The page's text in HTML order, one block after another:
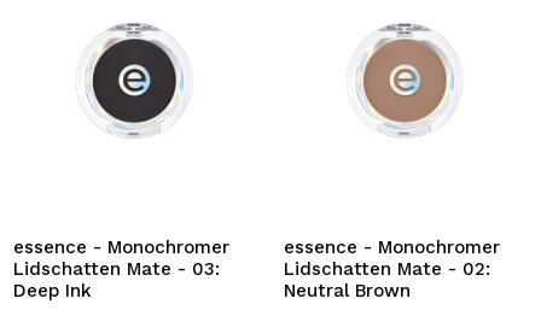
essence - Monochromer
Lidschatten Mate - 03:
Deep Ink
essence - Monochromer
Lidschatten Mate - 02:
Neutral Brown